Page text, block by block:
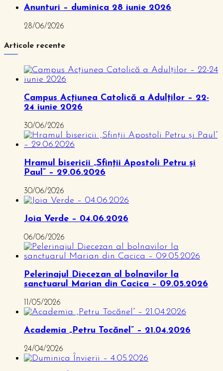
Anunturi – duminica 28 iunie 2026
28/06/2026
Articole recente
Campus Acțiunea Catolică a Adulților – 22-
24 iunie 2026
30/06/2026
Hramul bisericii „Sfinții Apostoli Petru și
Paul” – 29.06.2026
30/06/2026
Joia Verde – 04.06.2026
06/06/2026
Pelerinajul Diecezan al bolnavilor la
sanctuarul Marian din Cacica – 09.05.2026
11/05/2026
Academia „Petru Tocănel” – 21.04.2026
24/04/2026